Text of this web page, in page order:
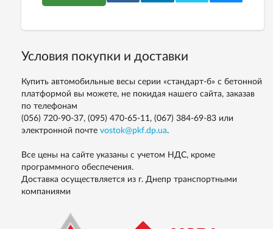
Условия покупки и доставки
Купить автомобильные весы серии «стандарт-б» с бетонной
платформой вы можете, не покидая нашего сайта, заказав
по телефонам
(056) 720-90-37, (095) 470-65-11, (067) 384-69-83 или
электронной почте vostok@pkf.dp.ua.
Все цены на сайте указаны с учетом НДС, кроме
программного обеспечения.
Доставка осуществляется из г. Днепр транспортными
компаниями